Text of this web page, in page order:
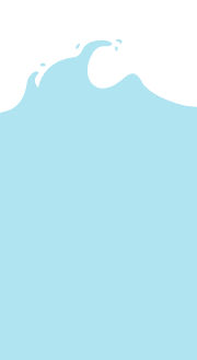
Großen Haag 9-17
47559 Kranenburg